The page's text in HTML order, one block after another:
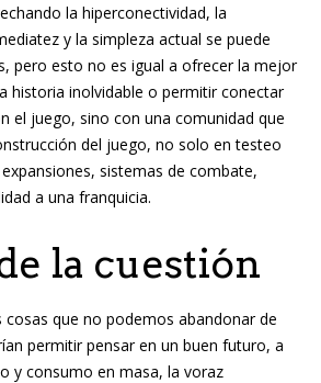
la hiperconectividad, la
y la simpleza actual se puede
pero esto no es igual a ofrecer la mejor
historia inolvidable o permitir conectar
el juego, sino con una comunidad que
del juego, no solo en testeo
sistemas de combate,
a una franquicia.
la cuestión
cosas que no podemos abandonar de
permitir pensar en un buen futuro, a
y consumo en masa, la voraz